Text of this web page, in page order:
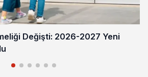
Değişti: 2026-2027 Yeni